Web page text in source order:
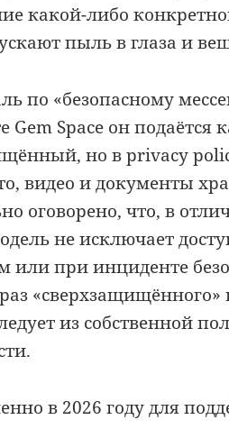
какой-либо
пыль в глаза и
по «безопасному
Space он подаётся
но в privacy
видео и документы
оговорено, что, в
не исключает
или при инциденте
«сверхзащищённого»
из собственной
в 2026 году для